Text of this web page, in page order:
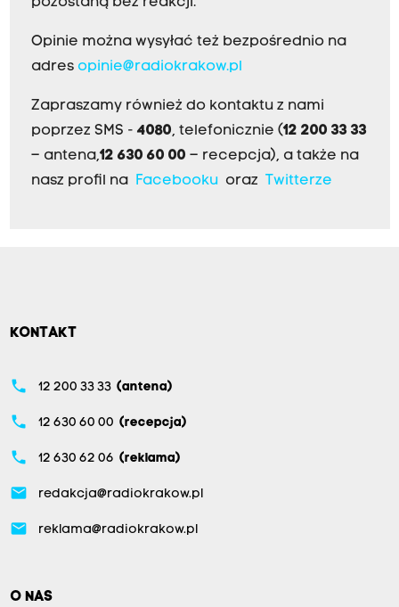
Opinie można wysyłać też bezpośrednio na
adres opinie@radiokrakow.pl
Zapraszamy również do kontaktu z nami
poprzez SMS - 4080, telefonicznie (12 200 33 33
– antena,12 630 60 00 – recepcja), a także na
nasz profil na
Facebookuoraz Twitterze
KONTAKT
phone 12 200 33 33 (antena)
phone 12 630 60 00 (recepcja)
phone 12 630 62 06 (reklama)
email redakcja@radiokrakow.pl
email reklama@radiokrakow.pl
O NAS